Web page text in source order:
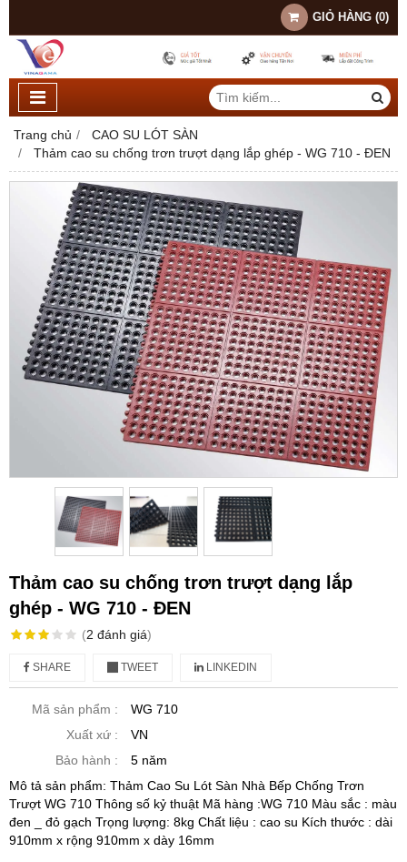
GIỎ HÀNG (0)
Trang chủ
CAO SU LÓT SÀN
Thảm cao su chống trơn trượt dạng lắp ghép - WG 710 - ĐEN
Thảm cao su chống trơn trượt dạng lắp
ghép - WG 710 - ĐEN
(2 đánh giá)
SHARE TWEET LINKEDIN
Mã sản phẩm :
WG 710
Xuất xứ :
VN
Bảo hành :
5 năm
Mô tả sản phẩm: Thảm Cao Su Lót Sàn Nhà Bếp Chống Trơn
Trượt WG 710 Thông số kỷ thuật Mã hàng :WG 710 Màu sắc : màu
đen _ đỏ gạch Trọng lượng: 8kg Chất liệu : cao su Kích thước : dài
910mm x rộng 910mm x dày 16mm